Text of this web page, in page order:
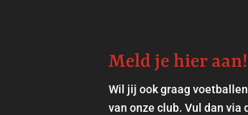
Meld je hier aan!
Wil jij ook graag
van onze club. Vul dan via